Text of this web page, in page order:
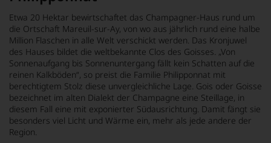
Etwa 20 Hektar bewirtschaftet das Champagner-Haus rund um
die Ortschaft Mareuil-sur-Ay, von wo aus jährlich rund eine halbe
Million Flaschen in alle Welt verschickt werden. Das Kronjuwel
des Hauses bildet die weltbekannte Clos des Goisses. „Von
Sonnenaufgang bis Sonnenuntergang fällt kein Schatten auf die
reinen Kalkböden“, so preist die Familie Philipponnat mit
berechtigtem Stolz diese unvergleichliche Lage. Gois oder Goisse
bezeichnet im alten Dialekt der Champagne eine Steillage, in
diesem Fall eine mit exponierter Südausrichtung. Damit fängt sie
besonders viel Licht und Wärme ein, mehr als jede andere der
Region.